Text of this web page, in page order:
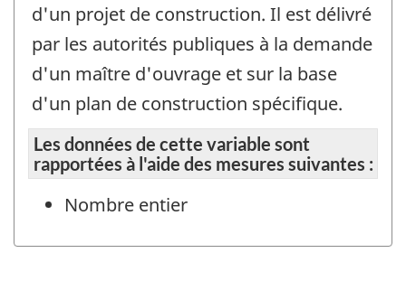
d'un projet de construction. Il est délivré
par les autorités publiques à la demande
d'un maître d'ouvrage et sur la base
d'un plan de construction spécifique.
Les données de cette variable sont
rapportées à l'aide des mesures suivantes :
Nombre entier